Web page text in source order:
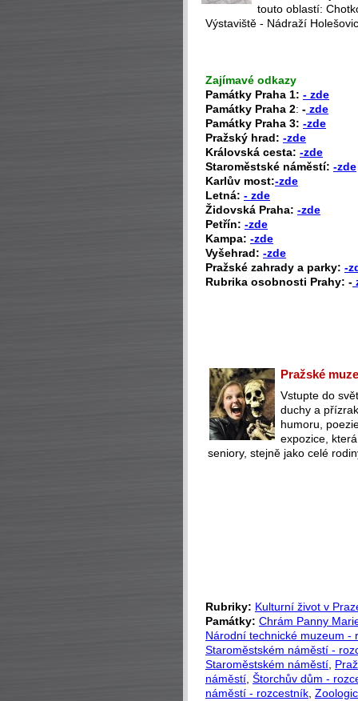
touto oblastí:
Výstaviště - Nádraží
Zajímavé odkazy
Památky Praha 1: - zde
Památky Praha 2: - zde
Památky Praha 3: -zde
Pražský hrad: -zde
Královská cesta: -zde
Staroměstské náměstí: -zde
Karlův most:-zde
Letná: - zde
Židovská Praha: -zde
Petřín: -zde
Kampa: -zde
Vyšehrad: -zde
Pražské zahrady a parky: -
Rubrika osobnosti Prahy: -
Pražské
Vstupte do
duchy a
humoru,
expozice,
seniory, stejně jako celé
Rubriky: Kulturní život v
Památky: Chrám Panny
Národní technické muzeum -
Staroměstském náměstí -
Staroměstském náměstí
náměstí Štorchův dům -
náměstí - rozcestník